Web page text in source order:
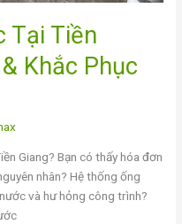
Tại Tiền
Khắc Phục
Giang? Bạn có thấy hóa đơn
nhân? Hệ thống ống
và hư hỏng công trình?